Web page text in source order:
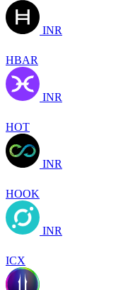
INR
HBAR
INR
HOT
INR
HOOK
INR
ICX